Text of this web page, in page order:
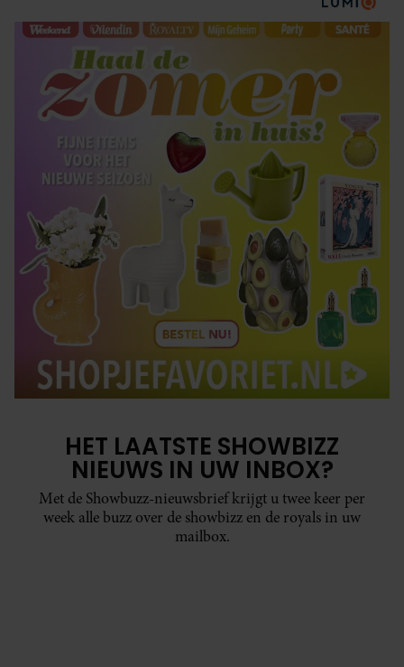
HET LAATSTE SHOWBIZZ
NIEUWS IN UW INBOX?
Met de Showbuzz-nieuwsbrief krijgt u twee keer per
week alle buzz over de showbizz en de royals in uw
mailbox.